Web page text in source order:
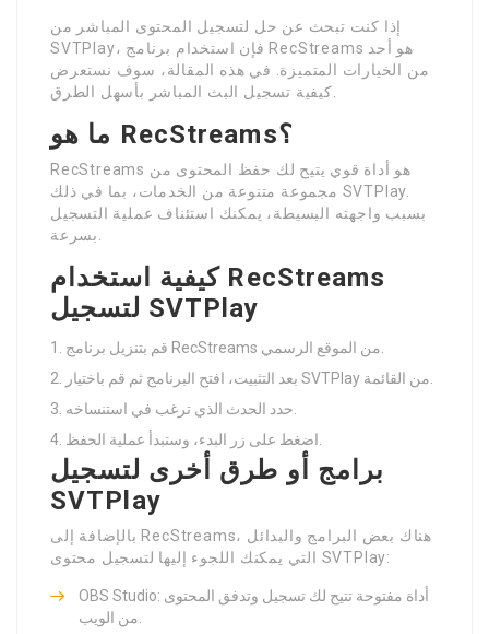
إذا كنت تبحث عن حل لتسجيل المحتوى المباشر من
SVTPlay، فإن استخدام برنامج RecStreams هو أحد
من الخيارات المتميزة. في هذه المقالة، سوف نستعرض
ما هو RecStreams؟
RecStreams هو أداة قوي يتيح لك حفظ المحتوى من
مجموعة متنوعة من الخدمات، بما في ذلك SVTPlay.
بسبب واجهته البسيطة، يمكنك استئناف عملية التسجيل
كيفية استخدام RecStreams
لتسجيل SVTPlay
برامج أو طرق أخرى لتسجيل
SVTPlay
بالإضافة إلى RecStreams، هناك بعض البرامج والبدائل
التي يمكنك اللجوء إليها لتسجيل محتوى SVTPlay:
OBS Studio: أداة مفتوحة تتيح لك تسجيل وتدفق المحتوى